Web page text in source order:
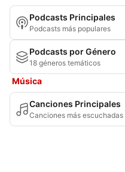
Podcasts Principales
Podcasts más populares
Podcasts por Género
18 géneros temáticos
Música
Canciones Principales
Canciones más escuchadas